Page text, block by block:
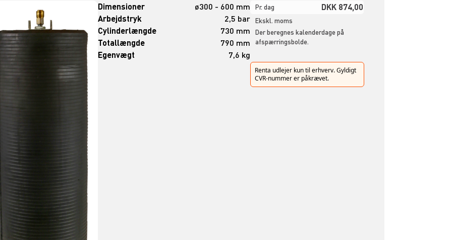
Dimensioner
ø300 - 600 mm
Arbejdstryk
2,5 bar
Cylinderlængde
730 mm
Totallængde
790 mm
Egenvægt
7,6 kg
Pr. dag DKK 874,00
Ekskl. moms
Der beregnes kalenderdage på
afspærringsbolde.
Renta udlejer kun til erhverv. Gyldigt
CVR-nummer er påkrævet.